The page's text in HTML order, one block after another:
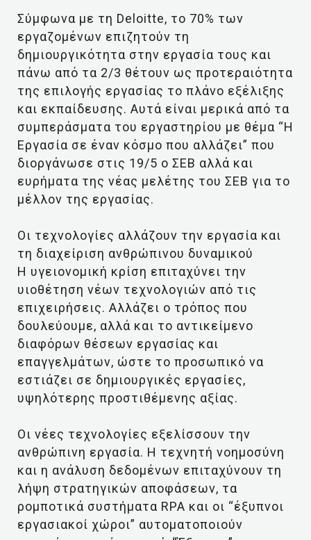
Σύμφωνα με τη Deloitte, τo 70% των
εργαζομένων επιζητούν τη
δημιουργικότητα στην εργασία τους και
πάνω από τα 2/3 θέτουν ως προτεραιότητα
της επιλογής εργασίας το πλάνο εξέλιξης
και εκπαίδευσης. Αυτά είναι μερικά από τα
συμπεράσματα του εργαστηρίου με θέμα “Η
Εργασία σε έναν κόσμο που αλλάζει” που
διοργάνωσε στις 19/5 ο ΣΕΒ αλλά και
ευρήματα της νέας μελέτης του ΣΕΒ για το
μέλλον της εργασίας.
Οι τεχνολογίες αλλάζουν την εργασία και
τη διαχείριση ανθρώπινου δυναμικού
Η υγειονομική κρίση επιταχύνει την
υιοθέτηση νέων τεχνολογιών από τις
επιχειρήσεις. Αλλάζει ο τρόπος που
δουλεύουμε, αλλά και το αντικείμενο
διαφόρων θέσεων εργασίας και
επαγγελμάτων, ώστε το προσωπικό να
εστιάζει σε δημιουργικές εργασίες,
υψηλότερης προστιθέμενης αξίας.
Οι νέες τεχνολογίες εξελίσσουν την
ανθρώπινη εργασία. Η τεχνητή νοημοσύνη
και η ανάλυση δεδομένων επιταχύνουν τη
λήψη στρατηγικών αποφάσεων, τα
ρομποτικά συστήματα RPA και οι “έξυπνοι
εργασιακοί χώροι” αυτοματοποιούν